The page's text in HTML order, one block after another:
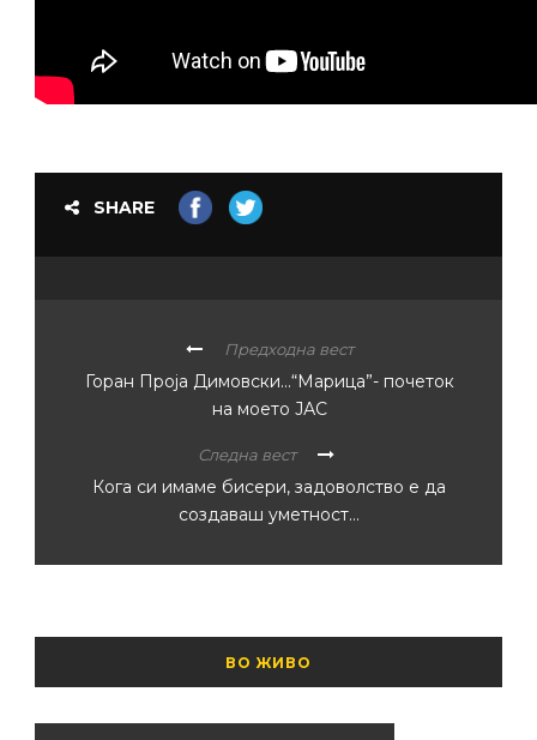
SHARE
Предходна вест
Горан Проја Димовски…“Марица”- почеток
на моето ЈАС
Следна вест
Кога си имаме бисери, задоволство е да
создаваш уметност…
ВО ЖИВО